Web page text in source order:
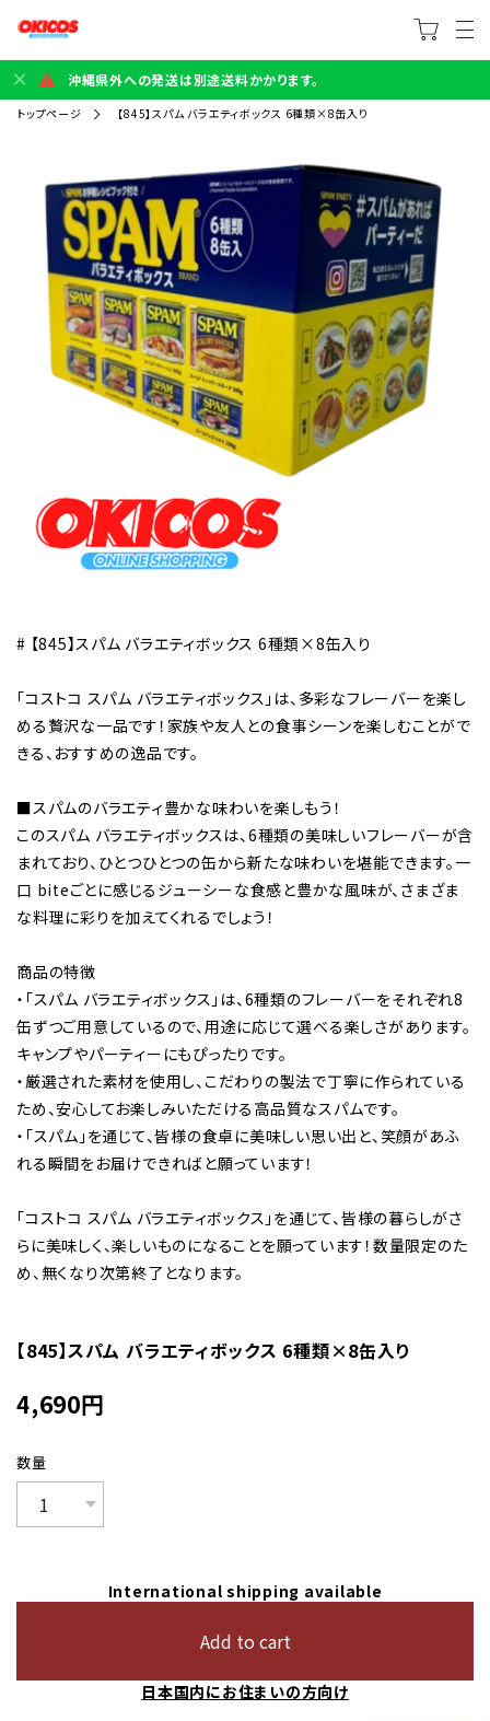
沖縄県外への発送は別途送料かかります。
トップページ 【845】スパム バラエティボックス 6種類×8缶入り
# 【845】スパム バラエティボックス 6種類×8缶入り
「コストコ スパム バラエティボックス」は、多彩なフレーバーを楽し
める贅沢な一品です！家族や友人との食事シーンを楽しむことがで
きる、おすすめの逸品です。
■スパムのバラエティ豊かな味わいを楽しもう！
このスパム バラエティボックスは、6種類の美味しいフレーバーが含
まれており、ひとつひとつの缶から新たな味わいを堪能できます。一
口 biteごとに感じるジューシーな食感と豊かな風味が、さまざま
な料理に彩りを加えてくれるでしょう！
商品の特徴
・「スパム バラエティボックス」は、6種類のフレーバーをそれぞれ8
缶ずつご用意しているので、用途に応じて選べる楽しさがあります。
キャンプやパーティーにもぴったりです。
・厳選された素材を使用し、こだわりの製法で丁寧に作られている
ため、安心してお楽しみいただける高品質なスパムです。
・「スパム」を通じて、皆様の食卓に美味しい思い出と、笑顔があふ
れる瞬間をお届けできればと願っています！
「コストコ スパム バラエティボックス」を通じて、皆様の暮らしがさ
らに美味しく、楽しいものになることを願っています！数量限定のた
め、無くなり次第終了となります。
【845】スパム バラエティボックス 6種類×8缶入り
4,690円
数量
International shipping available
Add to cart
日本国内にお住まいの方向け